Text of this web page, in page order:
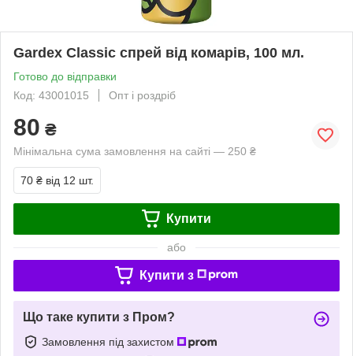
Gardex Classic спрей від комарів, 100 мл.
Готово до відправки
Код: 43001015
Опт і роздріб
80 ₴
Мінімальна сума замовлення на сайті — 250 ₴
70 ₴ від 12 шт.
Купити
або
Купити з
Що таке купити з Пром?
Замовлення під захистом